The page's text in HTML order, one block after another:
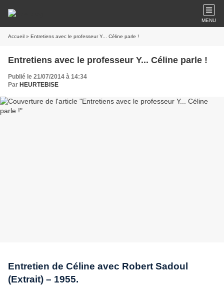
MENU
Accueil » Entretiens avec le professeur Y... Céline parle !
Entretiens avec le professeur Y... Céline parle !
Publié le 21/07/2014 à 14:34
Par HEURTEBISE
Entretien de Céline avec Robert Sadoul
(Extrait) – 1955.